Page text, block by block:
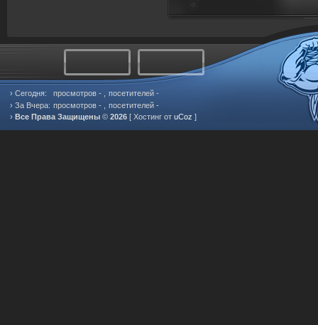
› Сегодня: просмотров -
посетителей -
› За Вчера: просмотров -
посетителей -
› Все Права Защищены © 2026 [ Хостинг от uCoz ]